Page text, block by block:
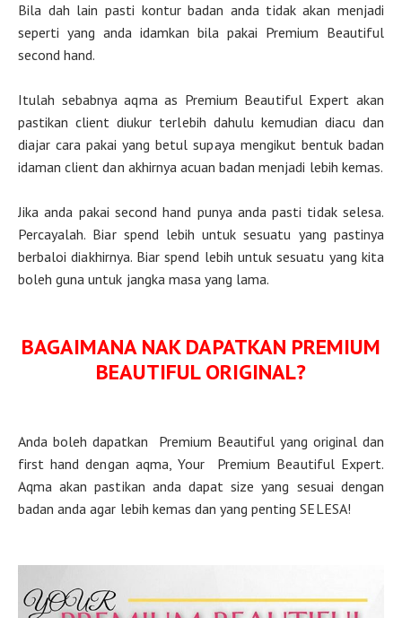
Bila dah lain pasti kontur badan anda tidak akan menjadi
seperti yang anda idamkan bila pakai Premium Beautiful
second hand.
Itulah sebabnya aqma as Premium Beautiful Expert akan
pastikan client diukur terlebih dahulu kemudian diacu dan
diajar cara pakai yang betul supaya mengikut bentuk badan
idaman client dan akhirnya acuan badan menjadi lebih kemas.
Jika anda pakai second hand punya anda pasti tidak selesa.
Percayalah. Biar spend lebih untuk sesuatu yang pastinya
berbaloi diakhirnya. Biar spend lebih untuk sesuatu yang kita
boleh guna untuk jangka masa yang lama.
BAGAIMANA NAK DAPATKAN PREMIUM
BEAUTIFUL ORIGINAL?
Anda boleh dapatkan Premium Beautiful yang original dan
first hand dengan aqma, Your Premium Beautiful Expert.
Aqma akan pastikan anda dapat size yang sesuai dengan
badan anda agar lebih kemas dan yang penting SELESA!